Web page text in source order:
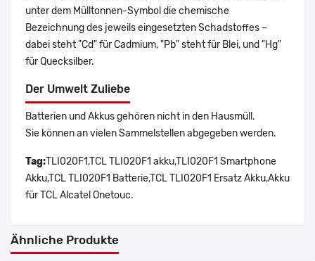
unter dem Mülltonnen-Symbol die chemische
Bezeichnung des jeweils eingesetzten Schadstoffes –
dabei steht "Cd" für Cadmium, "Pb" steht für Blei, und "Hg"
für Quecksilber.
Der Umwelt Zuliebe
Batterien und Akkus gehören nicht in den Hausmüll.
Sie können an vielen Sammelstellen abgegeben werden.
Tag:TLI020F1,TCL TLI020F1 akku,TLI020F1 Smartphone
Akku,TCL TLI020F1 Batterie,TCL TLI020F1 Ersatz Akku,Akku
für TCL Alcatel Onetouc.
Ähnliche Produkte